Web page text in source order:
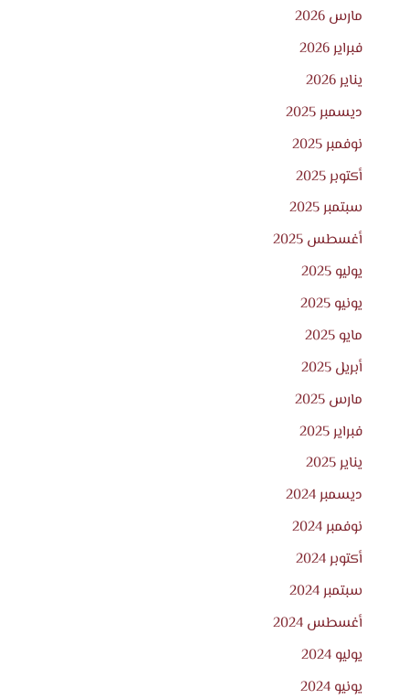
مارس 2026
فبراير 2026
يناير 2026
ديسمبر 2025
نوفمبر 2025
أكتوبر 2025
سبتمبر 2025
أغسطس 2025
يوليو 2025
يونيو 2025
مايو 2025
أبريل 2025
مارس 2025
فبراير 2025
يناير 2025
ديسمبر 2024
نوفمبر 2024
أكتوبر 2024
سبتمبر 2024
أغسطس 2024
يوليو 2024
يونيو 2024